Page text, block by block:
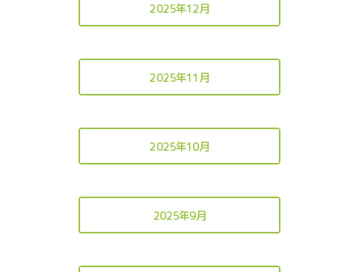
2025年12月
2025年11月
2025年10月
2025年9月